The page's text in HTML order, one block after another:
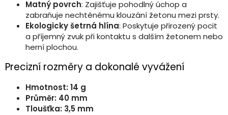
Matný povrch: Zajišťuje pohodlný úchop a
zabraňuje nechtěnému klouzání žetonu mezi prsty.
Ekologicky šetrná hlína: Poskytuje přirozený pocit
a příjemný zvuk při kontaktu s dalším žetonem nebo
herní plochou.
Precizní rozměry a dokonalé vyvážení
Hmotnost: 14 g
Průměr: 40 mm
Tloušťka: 3,5 mm